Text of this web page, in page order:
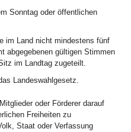
Sonntag oder öffentlichen
im Land nicht mindestens fünf
abgegebenen gültigen Stimmen
im Landtag zugeteilt.
Landeswahlgesetz.
oder Förderer darauf
Freiheiten zu
Staat oder Verfassung